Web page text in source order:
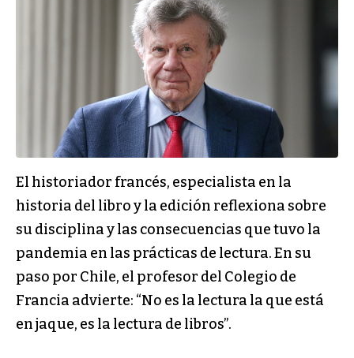
El historiador francés, especialista en la
historia del libro y la edición reflexiona sobre
su disciplina y las consecuencias que tuvo la
pandemia en las prácticas de lectura. En su
paso por Chile, el profesor del Colegio de
Francia advierte: “No es la lectura la que está
en jaque, es la lectura de libros”.